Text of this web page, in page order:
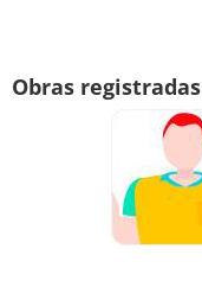
Obras registradas